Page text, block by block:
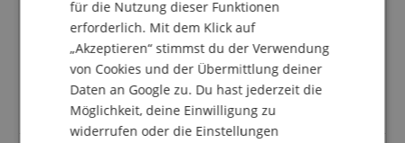
Eine Überprüfung der Bewertungen hat wie folgt
stattgefunden: Nur Kunden, die in unserem
Onlineshop angemeldet sind und das Produkt
tatsächlich bei uns erworben haben, können im
Kundenkonto eine Bewertung für den Artikel
abgeben.
für die Nutzung dieser Funktionen
erforderlich. Mit dem Klick auf
„Akzeptieren“ stimmst du der Verwendung
von Cookies und der Übermittlung deiner
Daten an Google zu. Du hast jederzeit die
Möglichkeit, deine Einwilligung zu
widerrufen oder die Einstellungen